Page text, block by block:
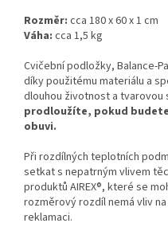
Rozměr: cca 180 x 60 x 1 cm
Váha: cca 1,5 kg
Cvičební podložky, Balance-
díky použitému materiálu a
dlouhou životnost a tvarovou
prodloužíte, pokud budete
obuvi.
Při rozdílných teplotních
setkat s nepatrným vlivem
produktů AIREX®, které se
rozměrový rozdíl nemá vliv
reklamaci.